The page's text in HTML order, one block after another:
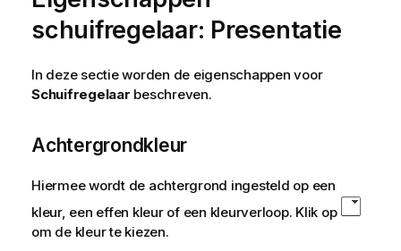
schuifregelaar: Presentatie
In deze sectie worden de eigenschappen voor
Schuifregelaar beschreven.
Achtergrondkleur
Hiermee wordt de achtergrond ingesteld op een
kleur, een effen kleur of een kleurverloop. Klik op
om de kleur te kiezen.